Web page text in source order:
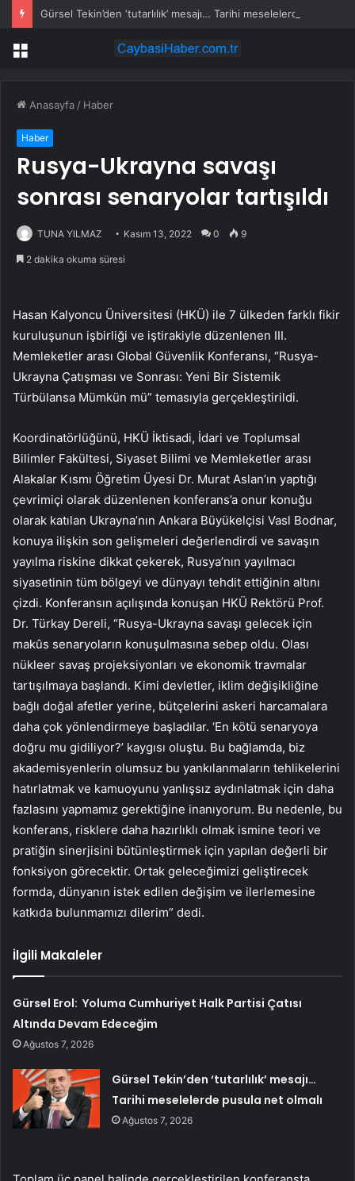
Menü
Anasayfa / Haber
Haber
Rusya-Ukrayna savaşı
sonrası senaryolar tartışıldı
TUNA YILMAZ Kasım 13, 2022 0 9
2 dakika okuma süresi
Hasan Kalyoncu Üniversitesi (HKÜ) ile 7 ülkeden farklı fikir
kuruluşunun işbirliği ve iştirakiyle düzenlenen III.
Memleketler arası Global Güvenlik Konferansı, “Rusya-
Ukrayna Çatışması ve Sonrası: Yeni Bir Sistemik
Türbülansa Mümkün mü” temasıyla gerçekleştirildi.
Koordinatörlüğünü, HKÜ İktisadi, İdari ve Toplumsal
Bilimler Fakültesi, Siyaset Bilimi ve Memleketler arası
Alakalar Kısmı Öğretim Üyesi Dr. Murat Aslan’ın yaptığı
çevrimiçi olarak düzenlenen konferans’a onur konuğu
olarak katılan Ukrayna’nın Ankara Büyükelçisi Vasl Bodnar,
konuya ilişkin son gelişmeleri değerlendirdi ve savaşın
yayılma riskine dikkat çekerek, Rusya’nın yayılmacı
siyasetinin tüm bölgeyi ve dünyayı tehdit ettiğinin altını
çizdi. Konferansın açılışında konuşan HKÜ Rektörü Prof.
Dr. Türkay Dereli, “Rusya-Ukrayna savaşı gelecek için
makûs senaryoların konuşulmasına sebep oldu. Olası
nükleer savaş projeksiyonları ve ekonomik travmalar
tartışılmaya başlandı. Kimi devletler, iklim değişikliğine
bağlı doğal afetler yerine, bütçelerini askeri harcamalara
daha çok yönlendirmeye başladılar. ‘En kötü senaryoya
doğru mu gidiliyor?’ kaygısı oluştu. Bu bağlamda, biz
akademisyenlerin olumsuz bu yankılanmaların tehlikelerini
hatırlatmak ve kamuoyunu yanlışsız aydınlatmak için daha
fazlasını yapmamız gerektiğine inanıyorum. Bu nedenle, bu
konferans, risklere daha hazırlıklı olmak ismine teori ve
pratiğin sinerjisini bütünleştirmek için yapılan değerli bir
fonksiyon görecektir. Ortak geleceğimizi geliştirecek
formda, dünyanın istek edilen değişim ve ilerlemesine
katkıda bulunmamızı dilerim” dedi.
İlgili Makaleler
Gürsel Erol: Yoluma Cumhuriyet Halk Partisi Çatısı
Altında Devam Edeceğim
Ağustos 7, 2026
Gürsel Tekin’den ‘tutarlılık’ mesajı…
Tarihi meselelerde pusula net olmalı
Ağustos 7, 2026